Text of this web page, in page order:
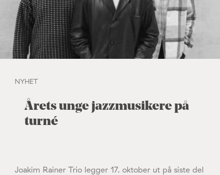
NYHET
Årets unge jazzmusikere på
turné
Joakim Rainer Trio legger 17. oktober ut på siste del